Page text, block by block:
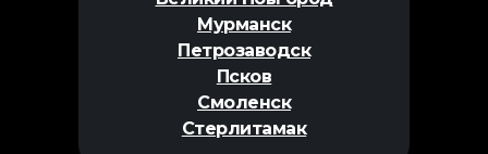
Мурманск
Петрозаводск
Псков
Смоленск
Стерлитамак